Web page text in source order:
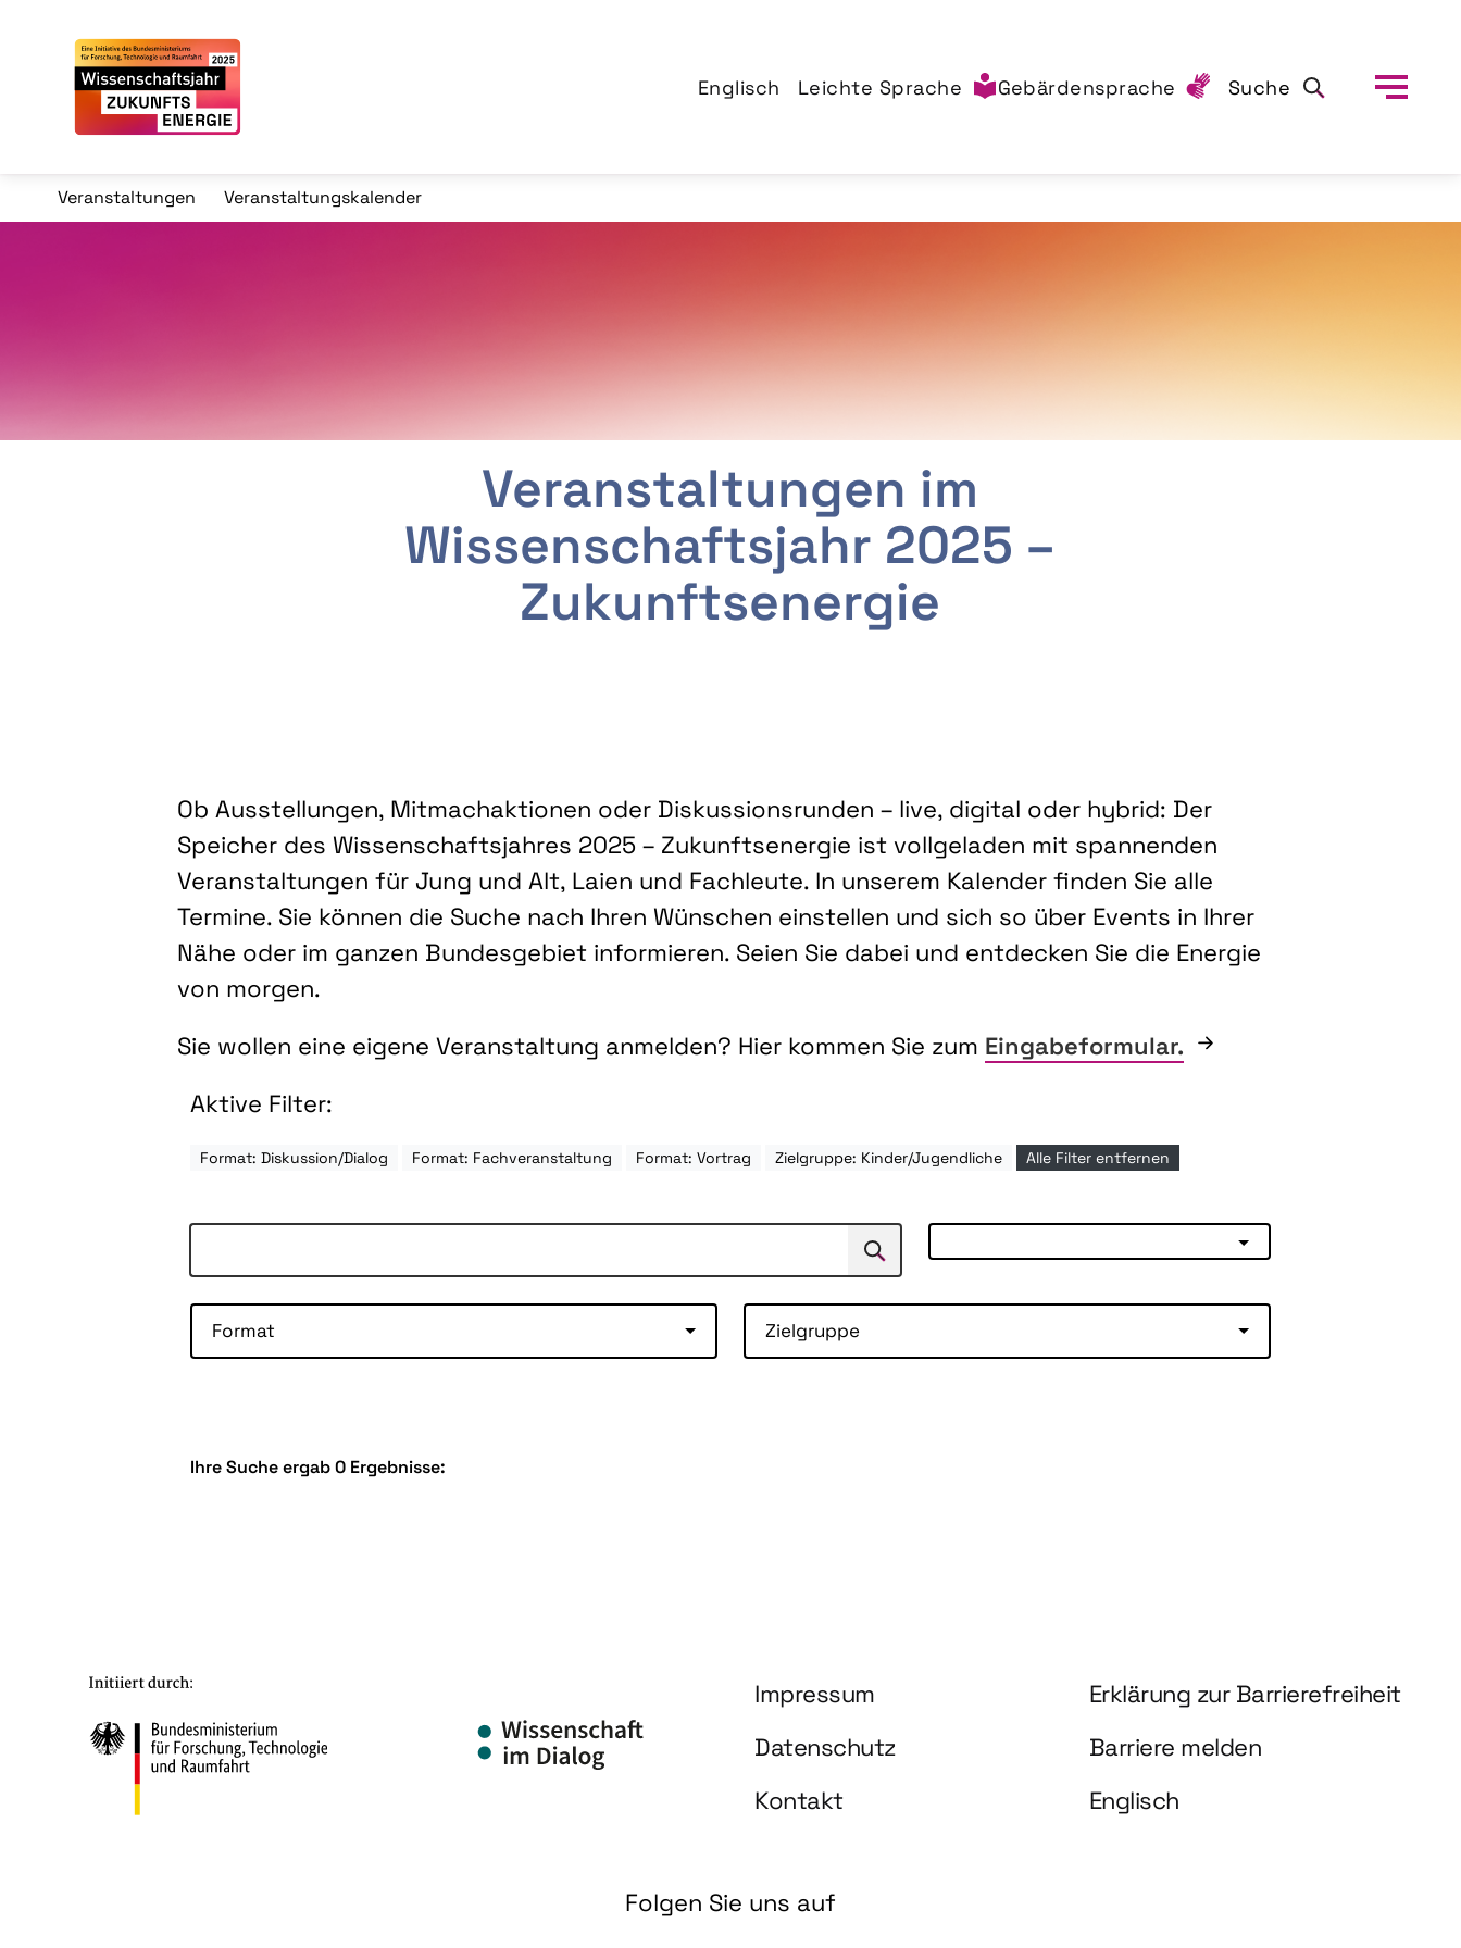
Englisch Leichte Sprache Gebärdensprache Suche
Veranstaltungen Veranstaltungskalender
Veranstaltungen im
Wissenschaftsjahr 2025 –
Zukunftsenergie
Ob Ausstellungen, Mitmachaktionen oder Diskussionsrunden – live, digital oder hybrid: Der
Speicher des Wissenschaftsjahres 2025 – Zukunftsenergie ist vollgeladen mit spannenden
Veranstaltungen für Jung und Alt, Laien und Fachleute. In unserem Kalender finden Sie alle
Termine. Sie können die Suche nach Ihren Wünschen einstellen und sich so über Events in Ihrer
Nähe oder im ganzen Bundesgebiet informieren. Seien Sie dabei und entdecken Sie die Energie
von morgen.
Sie wollen eine eigene Veranstaltung anmelden? Hier kommen Sie zum Eingabeformular.
Aktive Filter:
Format: Diskussion/Dialog Format: Fachveranstaltung Format: Vortrag Zielgruppe: Kinder/Jugendliche Alle Filter entfernen
Suchen
Format Zielgruppe
Ihre Suche ergab 0 Ergebnisse:
Information und Service
Impressum
Erklärung zur Barrierefreiheit
Datenschutz
Barriere melden
Kontakt
Englisch
Folgen Sie uns auf